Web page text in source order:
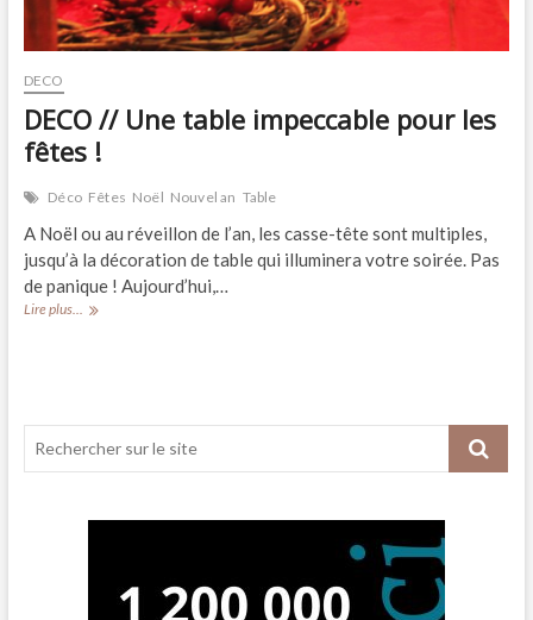
DECO
DECO // Une table impeccable pour les
fêtes !
Déco Fêtes Noël Nouvel an Table
A Noël ou au réveillon de l’an, les casse-tête sont multiples,
jusqu’à la décoration de table qui illuminera votre soirée. Pas
de panique ! Aujourd’hui,…
Lire plus...
DECO
fêtes
!